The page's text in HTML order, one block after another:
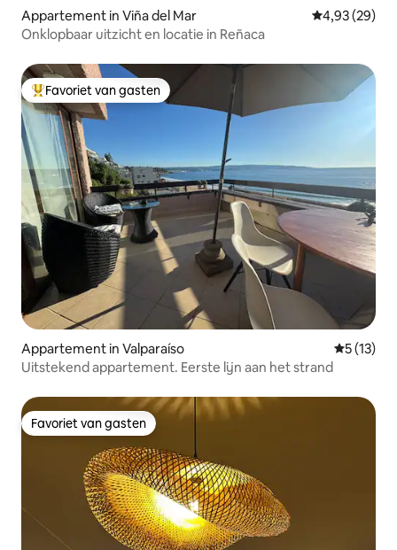
Appartement in Viña del Mar Gemiddelde
4,93 (29)
Onklopbaar uitzicht en locatie in Reñaca
Topfavoriet van gasten
Favoriet van gasten
Appartement in Valparaíso
5 (13)
Uitstekend appartement. Eerste lijn aan het strand
Favoriet van gasten
Favoriet van gasten